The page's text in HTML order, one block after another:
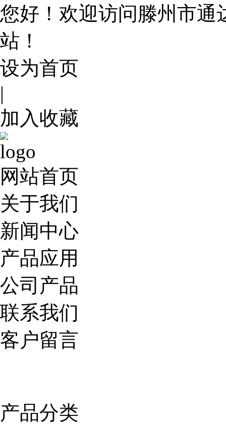
您好！欢迎访问滕州市通
站！
设为首页
|
加入收藏
网站首页
关于我们
新闻中心
产品应用
公司产品
联系我们
客户留言
产品分类